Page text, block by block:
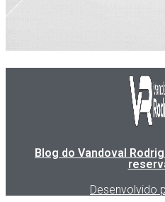
Blog do Vandoval
Desenvolvido